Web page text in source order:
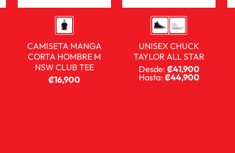
CAMISETA MANGA
CORTA HOMBRE M
NSW CLUB TEE
₡16,900
UNISEX CHUCK
TAYLOR ALL STAR
Desde: ₡41,900
Hasta: ₡44,900